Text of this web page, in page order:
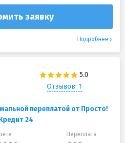
заявку
Подробнее
Отзывов: 1
переплатой от Просто!
24
Переплата